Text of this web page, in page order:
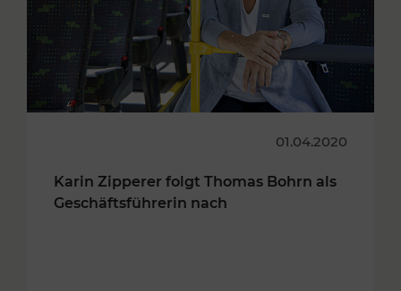
01.04.2020
Karin Zipperer folgt Thomas Bohrn als
Geschäftsführerin nach